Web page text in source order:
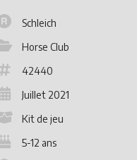
Schleich
Horse Club
42440
Juillet 2021
Kit de jeu
5-12 ans